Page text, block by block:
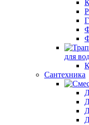
для
Сантехника